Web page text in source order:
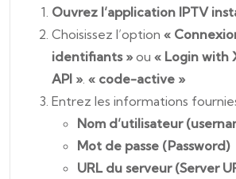
Ouvrez l’application IPTV
Choisissez l’option «
identifiants » ou « Login with
API » « code-active »
Entrez les informations
Nom d’utilisateur
Mot de passe (Password)
URL du serveur (Server